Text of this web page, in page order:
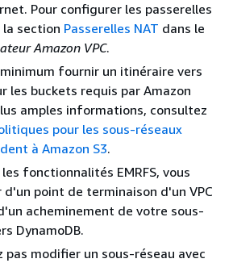
Pour configurer les passerelles
la section Passerelles NAT dans le
Amazon VPC.
fournir un itinéraire vers
les buckets requis par Amazon
amples informations, consultez
pour les sous-réseaux
à Amazon S3.
fonctionnalités EMRFS, vous
d'un point de terminaison d'un VPC
acheminement de votre sous-
DynamoDB.
pas modifier un sous-réseau avec